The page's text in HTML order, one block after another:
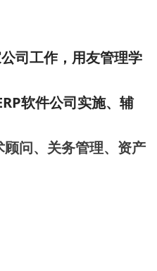
司工作，用友管理学
软件公司实施、辅
问、关务管理、资产